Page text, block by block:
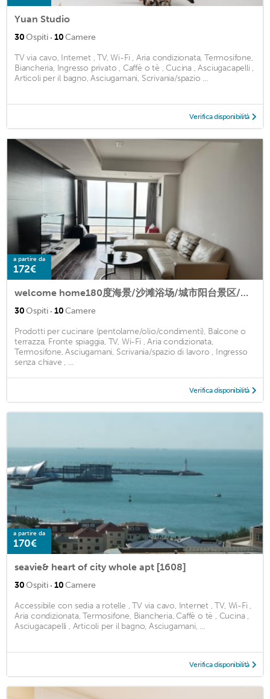
Yuan Studio
30Ospiti · 10Camere
TV via cavo, Internet , TV, Wi-Fi , Aria condizionata, Termosifone,
Biancheria, Ingresso privato , Caffè o tè , Cucina , Asciugacapelli ,
Articoli per il bagno, Asciugamani, Scrivania/spazio ...
Verifica disponibilità
a partire da
172€
welcome home180度海景/沙滩浴场/城市阳台景区/红树林/欢乐海湾
30Ospiti · 10Camere
Prodotti per cucinare (pentolame/olio/condimenti), Balcone o
terrazza, Fronte spiaggia, TV, Wi-Fi , Aria condizionata,
Termosifone, Asciugamani, Scrivania/spazio di lavoro , Ingresso
senza chiave , ...
Verifica disponibilità
a partire da
170€
seavie& heart of city whole apt [1608]
30Ospiti · 10Camere
Accessibile con sedia a rotelle , TV via cavo, Internet , TV, Wi-Fi ,
Aria condizionata, Termosifone, Biancheria, Caffè o tè , Cucina ,
Asciugacapelli , Articoli per il bagno, Asciugamani, ...
Verifica disponibilità